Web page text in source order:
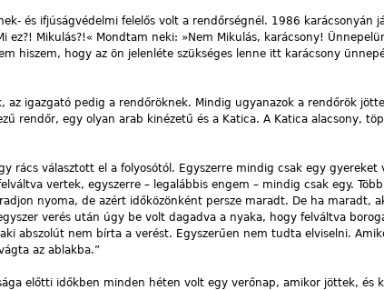
és ifjúságvédelmi felelős volt a rendőrségnél. 1986 karácsonyán
ez?! Mikulás?!« Mondtam neki: »Nem Mikulás, karácsony!
hiszem, hogy az ön jelenléte szükséges lenne itt karácsony
az igazgató pedig a rendőröknek. Mindig ugyanazok a rendőrök
rendőr, egy olyan arab kinézetű és a Katica. A Katica alacsony,
rács választott el a folyosótól. Egyszerre mindig csak egy gyereket
vertek, egyszerre – legalábbis engem – mindig csak egy.
nyoma, de azért időközönként persze maradt. De ha maradt,
verés után úgy be volt dagadva a nyaka, hogy felváltva
abszolút nem bírta a verést. Egyszerűen nem tudta elviselni.
az ablakba.”
előtti időkben minden héten volt egy verőnap, amikor jöttek, és